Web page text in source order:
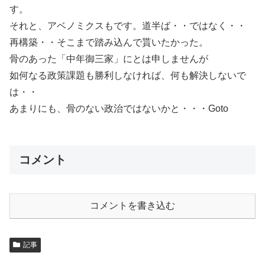
す。
それと、アベノミクスもです。道半ば・・ではなく・・
再構築・・そこまで踏み込んで貰いたかった。
骨のあった「中年御三家」にとは申しませんが
如何なる政策課題も勝利しなければ、何も解決しないで
は・・
あまりにも、骨のない政治ではないかと・・・Goto
コメント
コメントを書き込む
記事